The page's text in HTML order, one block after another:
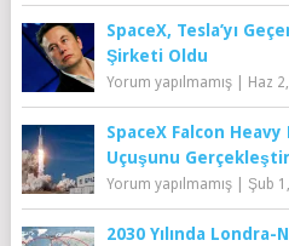
SpaceX, Tesla’yı
Şirketi Oldu
Yorum yapılmamış| Haz
SpaceX Falcon
Uçuşunu
Yorum yapılmamış| Şub
2030 Yılında Londra-